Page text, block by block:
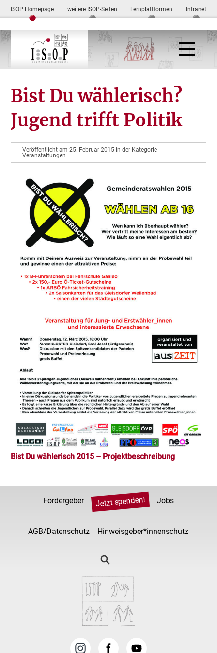
ISOP Homepage weitere ISOP-Seiten Lernplattformen Intranet
Bist Du wählerisch?
Jugend trifft Politik
Veröffentlicht am 25. Februar 2015 in der Kategorie
Veranstaltungen
Bist Du wählerisch 2015 – Projektbeschreibung
Fördergeber Jetzt spenden! Jobs
AGB/Datenschutz Hinweisgeber*innenschutz